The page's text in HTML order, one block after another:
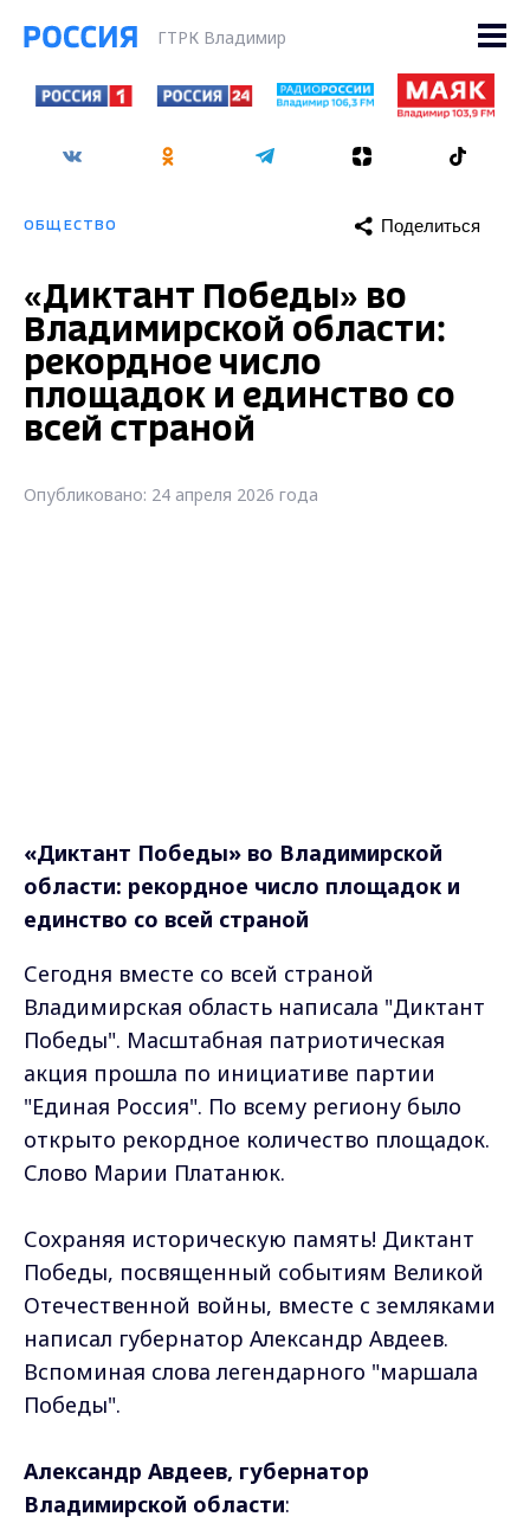
ГТРК Владимир
ОБЩЕСТВО Поделиться
«Диктант Победы» во
Владимирской области:
рекордное число
площадок и единство со
всей страной
Опубликовано: 24 апреля 2026 года
«Диктант Победы» во Владимирской
области: рекордное число площадок и
единство со всей страной
Сегодня вместе со всей страной
Владимирская область написала "Диктант
Победы". Масштабная патриотическая
акция прошла по инициативе партии
"Единая Россия". По всему региону было
открыто рекордное количество площадок.
Слово Марии Платанюк.
Сохраняя историческую память! Диктант
Победы, посвященный событиям Великой
Отечественной войны, вместе с земляками
написал губернатор Александр Авдеев.
Вспоминая слова легендарного "маршала
Победы".
Александр Авдеев, губернатор
Владимирской области: